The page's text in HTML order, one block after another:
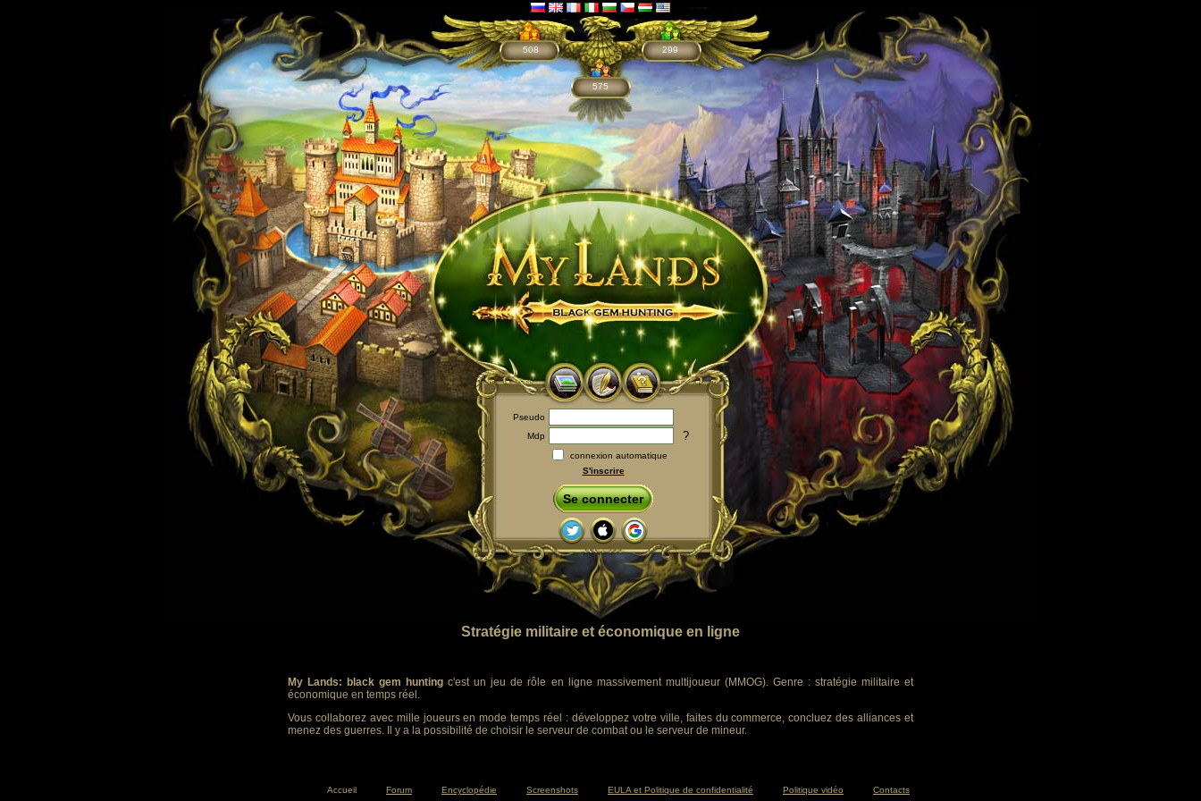
508
575
299
Pseudo
Mdp
?
connexion automatique
S'inscrire
Se connecter
Stratégie militaire et économique en ligne
My Lands: black gem hunting c'est un jeu de rôle en ligne massivement multijoueur (MMOG). Genre : stratégie militaire et
économique en temps réel.
Vous collaborez avec mille joueurs en mode temps réel : développez votre ville, faites du commerce, concluez des alliances et
menez des guerres. Il y a la possibilité de choisir le serveur de combat ou le serveur de mineur.
Accueil Forum Encyclopédie Screenshots EULA et Politique de confidentialité Politique vidéo Contacts